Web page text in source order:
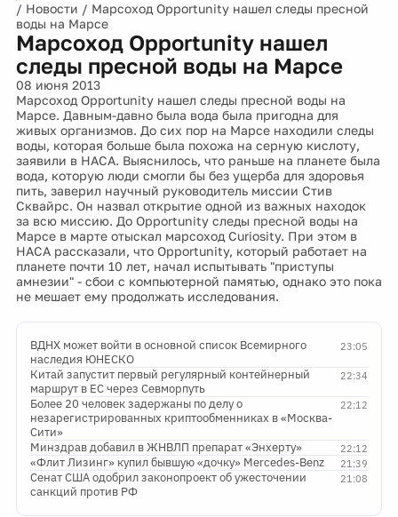
/ Новости / Марсоход Opportunity нашел следы пресной
воды на Марсе
Марсоход Opportunity нашел
следы пресной воды на Марсе
08 июня 2013
Марсоход Opportunity нашел следы пресной воды на
Марсе. Давным-давно была вода была пригодна для
живых организмов. До сих пор на Марсе находили следы
воды, которая больше была похожа на серную кислоту,
заявили в НАСА. Выяснилось, что раньше на планете была
вода, которую люди смогли бы без ущерба для здоровья
пить, заверил научный руководитель миссии Стив
Сквайрс. Он назвал открытие одной из важных находок
за всю миссию. До Opportunity следы пресной воды на
Марсе в марте отыскал марсоход Curiosity. При этом в
НАСА рассказали, что Opportunity, который работает на
планете почти 10 лет, начал испытывать "приступы
амнезии" - сбои с компьютерной памятью, однако это пока
не мешает ему продолжать исследования.
23:05
ВДНХ может войти в основной список Всемирного
наследия ЮНЕСКО
22:34
Китай запустит первый регулярный контейнерный
маршрут в ЕС через Севморпуть
22:12
Более 20 человек задержаны по делу о
незарегистрированных криптообменниках в «Москва-
Сити»
22:12
Минздрав добавил в ЖНВЛП препарат «Энхерту»
21:39
«Флит Лизинг» купил бывшую «дочку» Mercedes-Benz
21:08
Сенат США одобрил законопроект об ужесточении
санкций против РФ